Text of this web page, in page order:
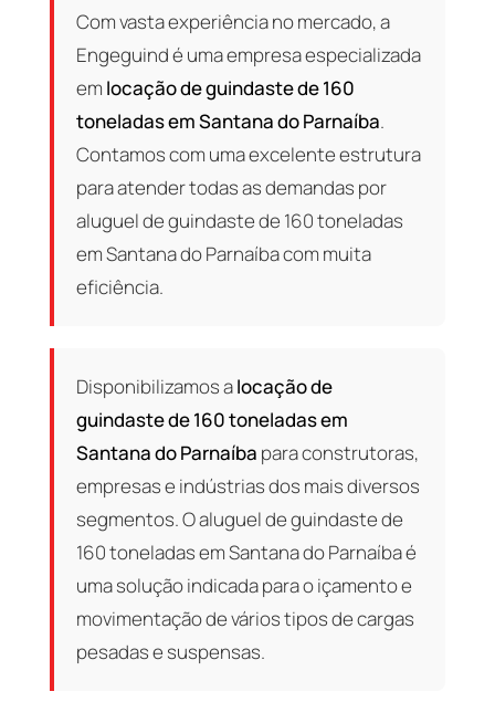
Com vasta experiência no mercado, a
Engeguind é uma empresa especializada
em locação de guindaste de 160
toneladas em Santana do Parnaíba.
Contamos com uma excelente estrutura
para atender todas as demandas por
aluguel de guindaste de 160 toneladas
em Santana do Parnaíba com muita
eficiência.
Disponibilizamos alocação de
guindaste de 160 toneladas em
Santana do Parnaíba para construtoras,
empresas e indústrias dos mais diversos
segmentos. O aluguel de guindaste de
160 toneladas em Santana do Parnaíba é
uma solução indicada para o içamento e
movimentação de vários tipos de cargas
pesadas e suspensas.